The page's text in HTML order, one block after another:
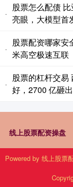
·
股票怎么配债
亮眼，大模型首
·
股票配资哪家安
米高空极速互联
·
股票的杠杆交易
好，2700 亿砸
线上股票配资操盘
Powered by 线上股票